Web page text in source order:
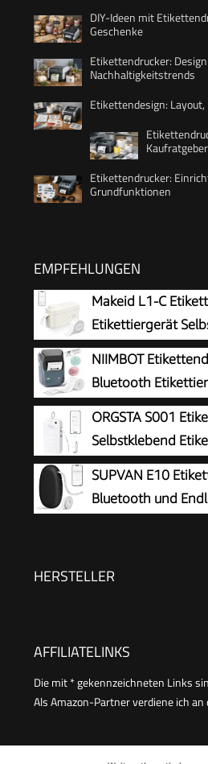
DIY-Ideen mit
Geschenke
Etikettendrucker:
Nachhaltigkeitstrends
Etikettendesign: Layout,
Kaufratgeber
Etikettendrucker:
Grundfunktionen
EMPFEHLUNGEN
Makeid L1-C
Etikettiergerät
Tragbarer Labeldrucker Mini
Zuhause & Büro,
NIIMBOT
Bluetooth
Etikett,
Druckgröße 20-50 mm
Android für Heim, Büro, Blau
ORGSTA S001
Selbstklebend
Bluetooth
SUPVAN E10
Bluetooth und
HERSTELLER
AFFILIATELINKS
Die mit * gekennzeichneten Links
Als Amazon-Partner verdiene ich